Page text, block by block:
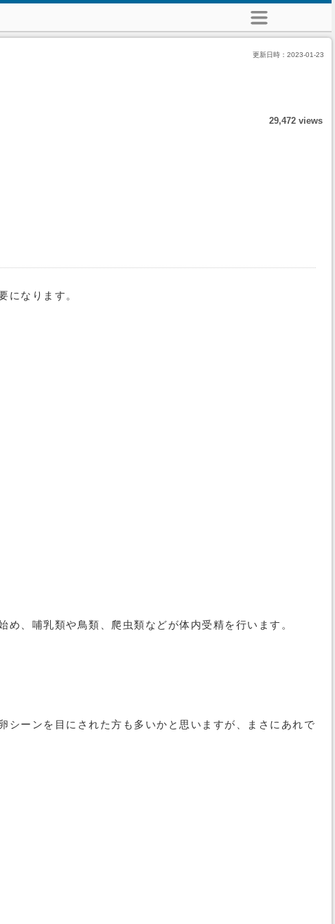
更新日時： 2023-01-23
29,472 views
になります。
め、哺乳類や鳥類、爬虫類などが体内受精を行います。
シーンを目にされた方も多いかと思いますが、まさにあれで